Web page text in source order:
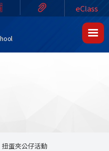
eClass
扭蛋夾公仔活動